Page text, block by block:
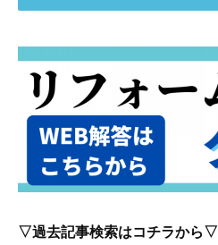
▽過去記事検索はコチラから▽